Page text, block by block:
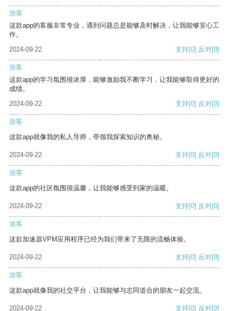
游客
这款app的客服非常专业，遇到问题总是能够及时解决，让我能够安心工
作。
2024-09-22
支持[0] 反对[0]
游客
这款app的学习氛围很浓厚，能够激励我不断学习，让我能够取得更好的
成绩。
2024-09-22
支持[0] 反对[0]
游客
这款app就像我的私人导师，带领我探索知识的奥秘。
2024-09-22 支持[0] 反对[0]
游客
这款app的社区氛围很温馨，让我能够感受到家的温暖。
2024-09-22 支持[0] 反对[0]
游客
这款加速器VPM应用程序已经为我们带来了无限的流畅体验。
2024-09-22 支持[0] 反对[0]
游客
这款app就像我的社交平台，让我能够与志同道合的朋友一起交流。
2024-09-22 支持[0] 反对[0]